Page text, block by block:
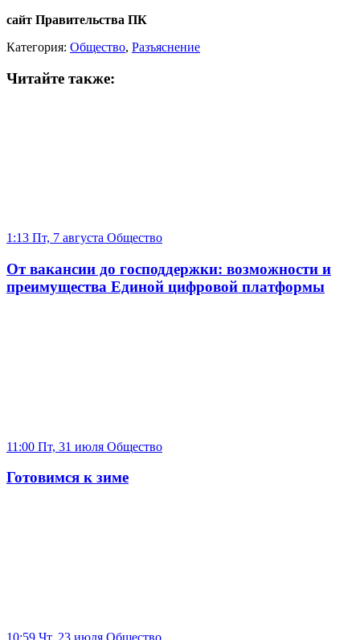
сайт Правительства ПК
Категория: Общество, Разъяснение
Читайте также:
1:13 Пт, 7 августа Общество
От вакансии до господдержки: возможности и
преимущества Единой цифровой платформы
11:00 Пт, 31 июля Общество
Готовимся к зиме